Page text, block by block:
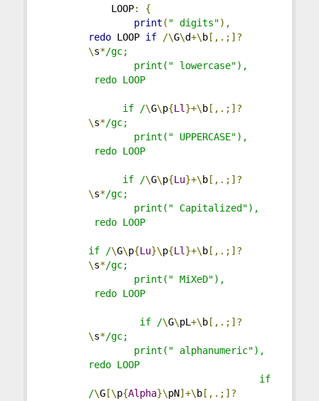
LOOP:
{
print ( " digits"),
redo LOOP if /\G\d+\b[,.;]?
\s*/gc;
print(" lowercase"),
redo LOOP
if /\G\p{Ll}+\b[,.;]?
\s*/gc;
print(" UPPERCASE"),
redo LOOP
if /\G\p{Lu}+\b[,.;]?
\s*/gc;
print(" Capitalized"),
redo LOOP
if /\G\p{Lu}\p{Ll}+\b[,.;]?
\s*/gc;
print(" MiXeD"),
redo LOOP
if /\G\pL+\b[,.;]?
\s*/gc;
print(" alphanumeric"),
redo LOOP
if
/\G[\p{Alpha}\pN]+\b[,.;]?